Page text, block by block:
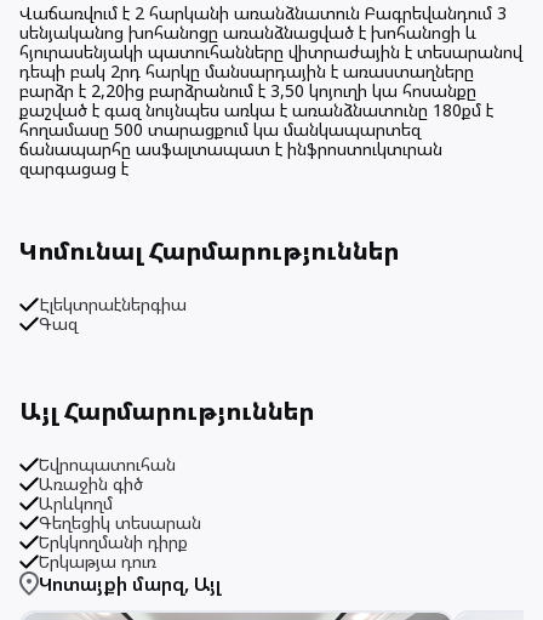
Վաճառվում է 2 հարկանի առանձնատուն Բագրեվանդում 3
սենյականոց խոհանոցը առանձնացված է խոհանոցի և
հյուրասենյակի պատուհանները վիտրաժային է տեսարանով
դեպի բակ 2րդ հարկը մանսարդային է առաստաղները
բարձր է 2,20ից բարձրանում է 3,50 կոյուղի կա հոսանքը
քաշված է գազ նույնպես առկա է առանձնատունը 180քմ է
հողամասը 500 տարացքում կա մանկապարտեզ
ճանապարհը ասֆալտապատ է ինֆրոստուկտւրան
զարգացաց է
Կոմունալ Հարմարություններ
Էլեկտրաէներգիա
Գազ
Այլ Հարմարություններ
Եվրոպատուհան
Առաջին գիծ
Արևկողմ
Գեղեցիկ տեսարան
Երկկողմանի դիրք
Երկաթյա դուռ
Կոտայքի մարզ, Այլ